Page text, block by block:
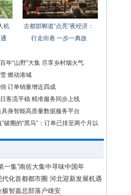
机
古都邯郸道“点亮”夜经济：
行走街巷 一步一典故
年“山野”大集 尽享乡村烟火气
燃动港城
订单销量增近四成
客流平稳 精准服务同步上线
身智能高质量数据服务平台
破圈的“黑马”：订单已排至两个月以
一集”南佐大集中寻味中国年
代化首都都市圈 河北迎新发展机遇
智嘉总部落户雄安